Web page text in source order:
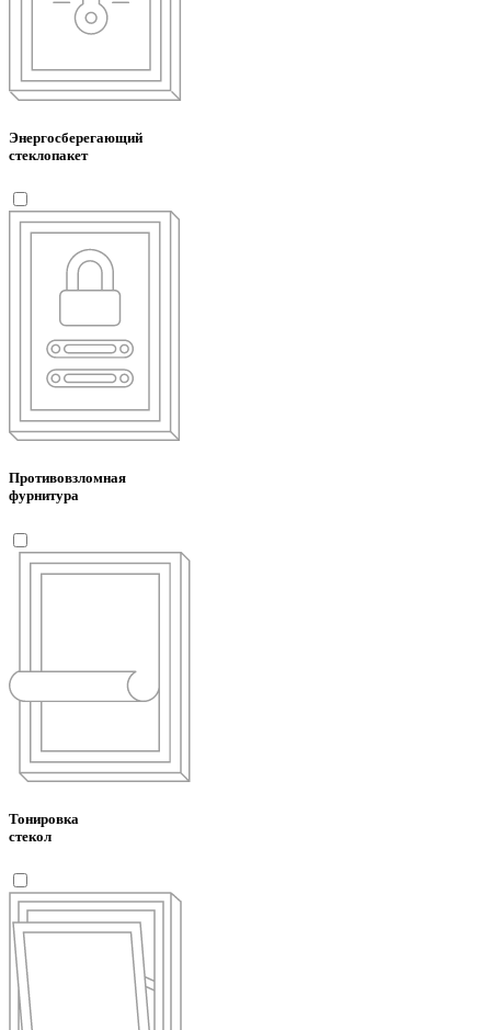
Энергосберегающий
стеклопакет
Противовзломная
фурнитура
Тонировка
стекол